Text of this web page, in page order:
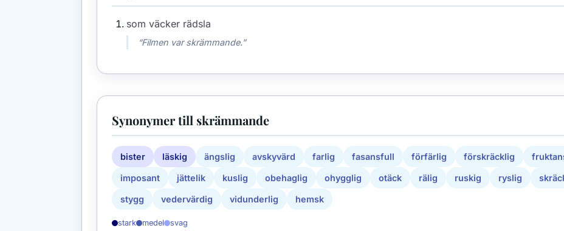
som väcker rädsla
“Filmen var skrämmande.”
Synonymer till skrämmande
bister läskig ängslig avskyvärd farlig fasansfull förfärlig förskräcklig
imposant jättelik kuslig obehaglig ohygglig otäck rälig ruskig ryslig
stygg vedervärdig vidunderlig hemsk
stark medel svag